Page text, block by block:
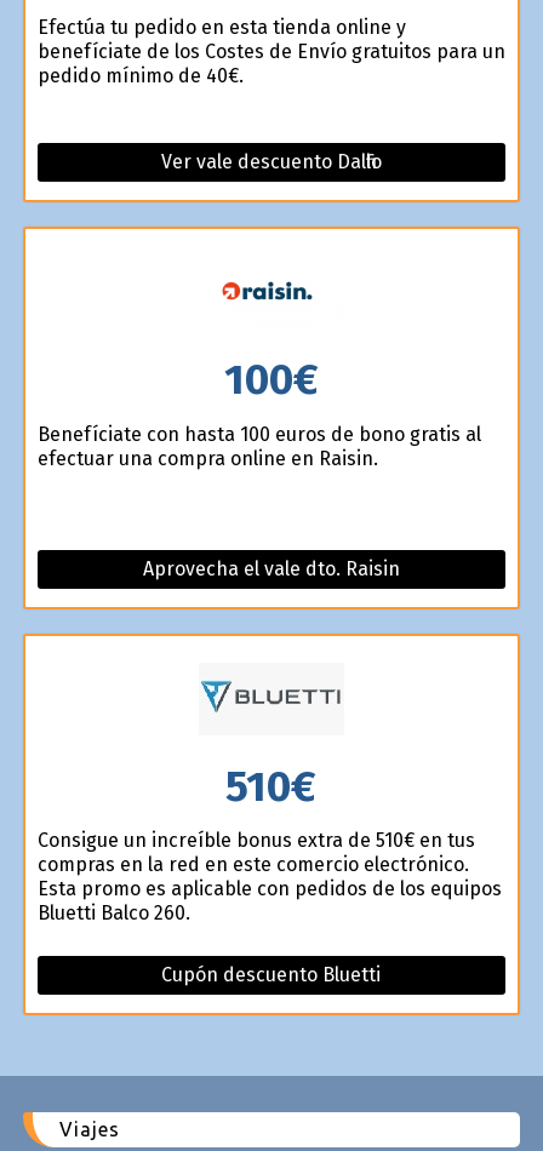
Efectúa tu pedido en esta tienda online y
benefíciate de los Costes de Envío gratuitos para un
pedido mínimo de 40€.
Ver vale descuento Dalfilo
100€
Benefíciate con hasta 100 euros de bono gratis al
efectuar una compra online en Raisin.
Aprovecha el vale dto. Raisin
510€
Consigue un increíble bonus extra de 510€ en tus
compras en la red en este comercio electrónico.
Esta promo es aplicable con pedidos de los equipos
Bluetti Balco 260.
Cupón descuento Bluetti
Viajes